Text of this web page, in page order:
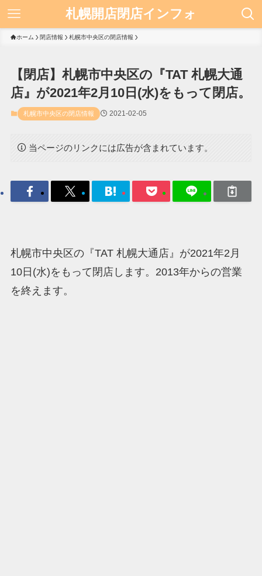
札幌開店閉店インフォ
ホーム 閉店情報 札幌市中央区の閉店情報
【閉店】札幌市中央区の『TAT 札幌大通
店』が2021年2月10日(水)をもって閉店。
札幌市中央区の閉店情報 2021-02-05
当ページのリンクには広告が含まれています。
札幌市中央区の『TAT 札幌大通店』が2021年2月
10日(水)をもって閉店します。2013年からの営業
を終えます。